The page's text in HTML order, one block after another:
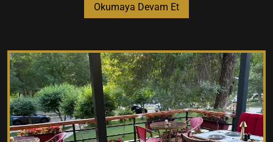
Okumaya Devam Et